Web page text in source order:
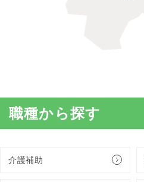
職種から探す
介護補助